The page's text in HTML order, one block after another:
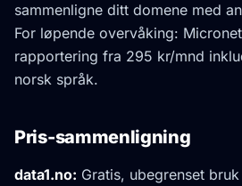
sammenligne ditt domene med
For løpende overvåking:
rapportering fra 295 kr/mnd
norsk språk.
Pris-sammenligning
data1.no: Gratis, ubegrenset